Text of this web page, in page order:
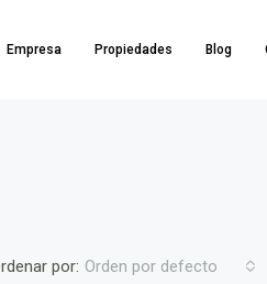
Empresa Propiedades Blog
por: Orden por defecto